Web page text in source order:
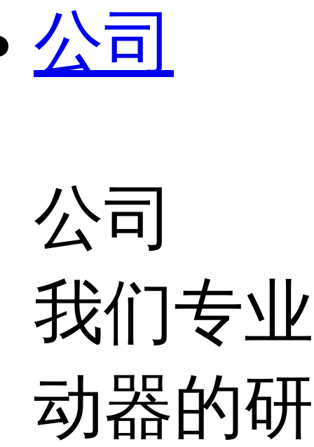
公司
公司
我们专
动器的